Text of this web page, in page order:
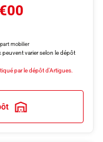
€00
mobilier
peuvent varier selon le dépôt
par le dépôt d'Artigues.